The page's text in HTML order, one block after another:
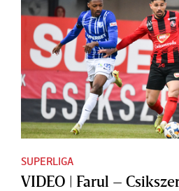
SUPERLIGA
VIDEO | Farul –